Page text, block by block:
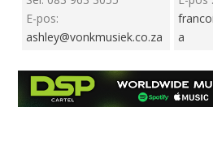
E-pos:
ashley@vonkmusiek.co.za
a